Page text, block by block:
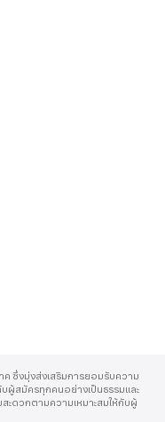
ซึ่งมุ่งส่งเสริมการยอมรับความ
ผู้สมัครทุกคนอย่างเป็นธรรมและ
ะดวกตามความเหมาะสมให้กับผู้